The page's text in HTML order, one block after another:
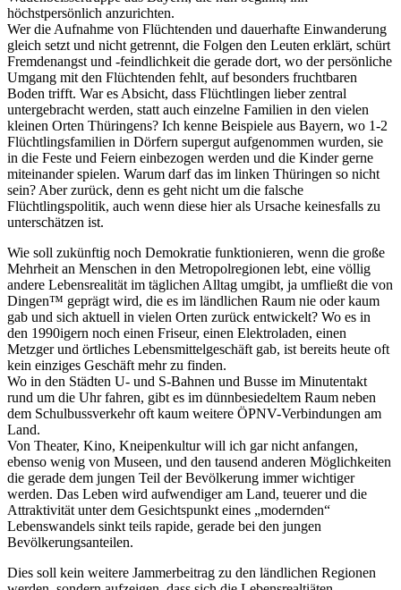
höchstpersönlich anzurichten.
Wer die Aufnahme von Flüchtenden und dauerhafte Einwanderung
gleich setzt und nicht getrennt, die Folgen den Leuten erklärt, schürt
Fremdenangst und -feindlichkeit die gerade dort, wo der persönliche
Umgang mit den Flüchtenden fehlt, auf besonders fruchtbaren
Boden trifft. War es Absicht, dass Flüchtlingen lieber zentral
untergebracht werden, statt auch einzelne Familien in den vielen
kleinen Orten Thüringens? Ich kenne Beispiele aus Bayern, wo 1-2
Flüchtlingsfamilien in Dörfern supergut aufgenommen wurden, sie
in die Feste und Feiern einbezogen werden und die Kinder gerne
miteinander spielen. Warum darf das im linken Thüringen so nicht
sein? Aber zurück, denn es geht nicht um die falsche
Flüchtlingspolitik, auch wenn diese hier als Ursache keinesfalls zu
unterschätzen ist.
Wie soll zukünftig noch Demokratie funktionieren, wenn die große
Mehrheit an Menschen in den Metropolregionen lebt, eine völlig
andere Lebensrealität im täglichen Alltag umgibt, ja umfließt die von
Dingen™ geprägt wird, die es im ländlichen Raum nie oder kaum
gab und sich aktuell in vielen Orten zurück entwickelt? Wo es in
den 1990igern noch einen Friseur, einen Elektroladen, einen
Metzger und örtliches Lebensmittelgeschäft gab, ist bereits heute oft
kein einziges Geschäft mehr zu finden.
Wo in den Städten U- und S-Bahnen und Busse im Minutentakt
rund um die Uhr fahren, gibt es im dünnbesiedeltem Raum neben
dem Schulbussverkehr oft kaum weitere ÖPNV-Verbindungen am
Land.
Von Theater, Kino, Kneipenkultur will ich gar nicht anfangen,
ebenso wenig von Museen, und den tausend anderen Möglichkeiten
die gerade dem jungen Teil der Bevölkerung immer wichtiger
werden. Das Leben wird aufwendiger am Land, teuerer und die
Attraktivität unter dem Gesichtspunkt eines „modernden“
Lebenswandels sinkt teils rapide, gerade bei den jungen
Bevölkerungsanteilen.
Dies soll kein weitere Jammerbeitrag zu den ländlichen Regionen